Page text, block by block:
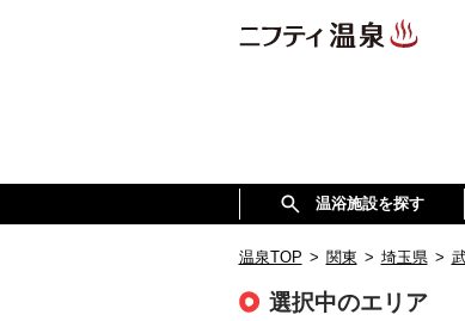
温浴施設を探す
温泉TOP > 関東 > 埼玉県 >
選択中のエリア